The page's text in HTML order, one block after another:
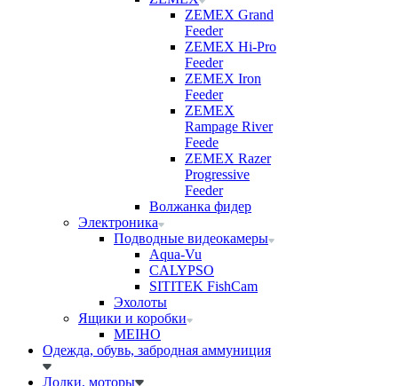
ZEMEX Grand
Feeder
ZEMEX Hi-Pro
Feeder
ZEMEX Iron
Feeder
ZEMEX
Rampage River
Feede
ZEMEX Razer
Progressive
Feeder
Волжанка фидер
Электроника
Подводные видеокамеры
Aqua-Vu
CALYPSO
SITITEK FishCam
Эхолоты
Ящики и коробки
MEIHO
Одежда, обувь, забродная аммуниция
Лодки, моторы